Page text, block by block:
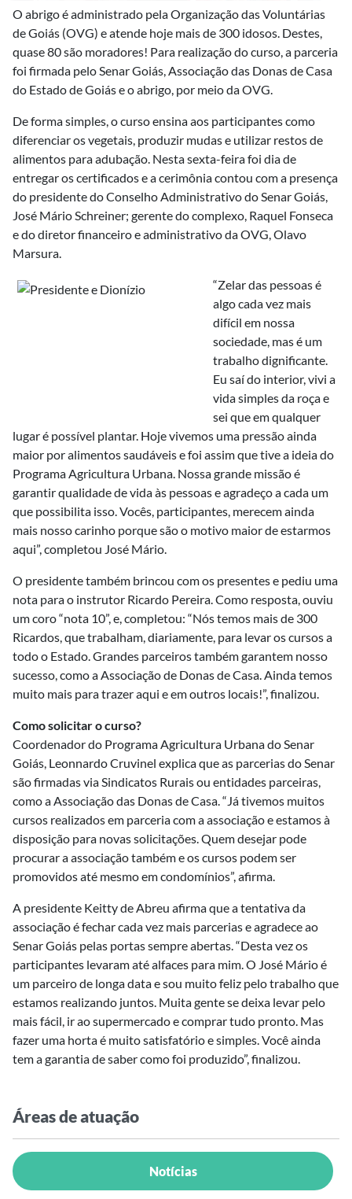
O abrigo é administrado pela Organização das Voluntárias
de Goiás (OVG) e atende hoje mais de 300 idosos. Destes,
quase 80 são moradores! Para realização do curso, a parceria
foi firmada pelo Senar Goiás, Associação das Donas de Casa
do Estado de Goiás e o abrigo, por meio da OVG.
De forma simples, o curso ensina aos participantes como
diferenciar os vegetais, produzir mudas e utilizar restos de
alimentos para adubação. Nesta sexta-feira foi dia de
entregar os certificados e a cerimônia contou com a presença
do presidente do Conselho Administrativo do Senar Goiás,
José Mário Schreiner; gerente do complexo, Raquel Fonseca
e do diretor financeiro e administrativo da OVG, Olavo
Marsura.
“Zelar das pessoas é
algo cada vez mais
difícil em nossa
sociedade, mas é um
trabalho dignificante.
Eu saí do interior, vivi a
vida simples da roça e
sei que em qualquer
lugar é possível plantar. Hoje vivemos uma pressão ainda
maior por alimentos saudáveis e foi assim que tive a ideia do
Programa Agricultura Urbana. Nossa grande missão é
garantir qualidade de vida às pessoas e agradeço a cada um
que possibilita isso. Vocês, participantes, merecem ainda
mais nosso carinho porque são o motivo maior de estarmos
aqui”, completou José Mário.
O presidente também brincou com os presentes e pediu uma
nota para o instrutor Ricardo Pereira. Como resposta, ouviu
um coro “nota 10”, e, completou: “Nós temos mais de 300
Ricardos, que trabalham, diariamente, para levar os cursos a
todo o Estado. Grandes parceiros também garantem nosso
sucesso, como a Associação de Donas de Casa. Ainda temos
muito mais para trazer aqui e em outros locais!”, finalizou.
Como solicitar o curso?
Coordenador do Programa Agricultura Urbana do Senar
Goiás, Leonnardo Cruvinel explica que as parcerias do Senar
são firmadas via Sindicatos Rurais ou entidades parceiras,
como a Associação das Donas de Casa. “Já tivemos muitos
cursos realizados em parceria com a associação e estamos à
disposição para novas solicitações. Quem desejar pode
procurar a associação também e os cursos podem ser
promovidos até mesmo em condomínios”, afirma.
A presidente Keitty de Abreu afirma que a tentativa da
associação é fechar cada vez mais parcerias e agradece ao
Senar Goiás pelas portas sempre abertas. “Desta vez os
participantes levaram até alfaces para mim. O José Mário é
um parceiro de longa data e sou muito feliz pelo trabalho que
estamos realizando juntos. Muita gente se deixa levar pelo
mais fácil, ir ao supermercado e comprar tudo pronto. Mas
fazer uma horta é muito satisfatório e simples. Você ainda
tem a garantia de saber como foi produzido”, finalizou.
Áreas de atuação
Notícias